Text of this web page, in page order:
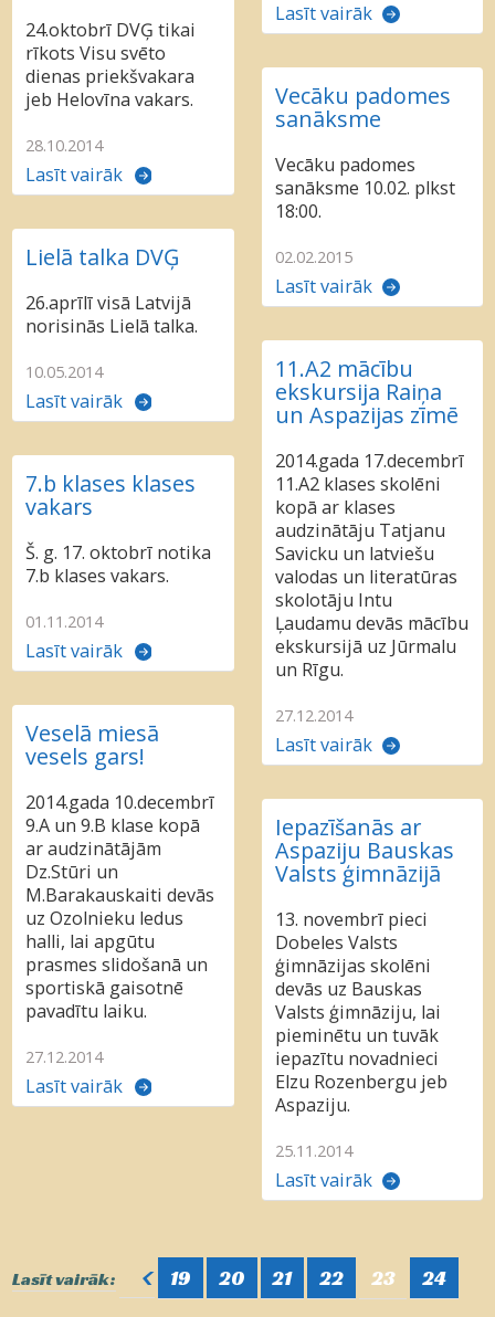
Lasīt vairāk
24.oktobrī DVĢ tikai
rīkots Visu svēto
dienas priekšvakara
jeb Helovīna vakars.
28.10.2014
Lasīt vairāk
Vecāku padomes
sanāksme
Vecāku padomes
sanāksme 10.02. plkst
18:00.
02.02.2015
Lasīt vairāk
Lielā talka DVĢ
26.aprīlī visā Latvijā
norisinās Lielā talka.
10.05.2014
Lasīt vairāk
11.A2 mācību
ekskursija Raiņa
un Aspazijas zīmē
2014.gada 17.decembrī
11.A2 klases skolēni
kopā ar klases
audzinātāju Tatjanu
Savicku un latviešu
valodas un literatūras
skolotāju Intu
Ļaudamu devās mācību
ekskursijā uz Jūrmalu
un Rīgu.
27.12.2014
Lasīt vairāk
7.b klases klases
vakars
Š. g. 17. oktobrī notika
7.b klases vakars.
01.11.2014
Lasīt vairāk
Veselā miesā
vesels gars!
2014.gada 10.decembrī
9.A un 9.B klase kopā
ar audzinātājām
Dz.Stūri un
M.Barakauskaiti devās
uz Ozolnieku ledus
halli, lai apgūtu
prasmes slidošanā un
sportiskā gaisotnē
pavadītu laiku.
27.12.2014
Lasīt vairāk
Iepazīšanās ar
Aspaziju Bauskas
Valsts ģimnāzijā
13. novembrī pieci
Dobeles Valsts
ģimnāzijas skolēni
devās uz Bauskas
Valsts ģimnāziju, lai
pieminētu un tuvāk
iepazītu novadnieci
Elzu Rozenbergu jeb
Aspaziju.
25.11.2014
Lasīt vairāk
Lasīt vairāk: < 19 20 21 22 23 24